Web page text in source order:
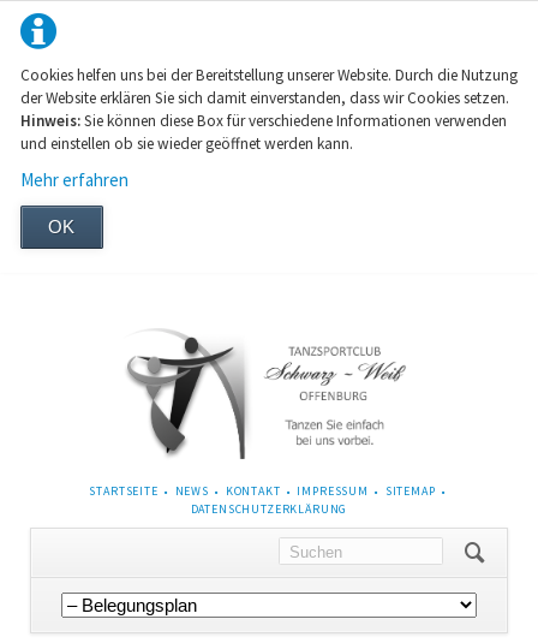
Cookies helfen uns bei der Bereitstellung unserer Website. Durch die Nutzung
der Website erklären Sie sich damit einverstanden, dass wir Cookies setzen.
Hinweis:Sie können diese Box für verschiedene Informationen verwenden
und einstellen ob sie wieder geöffnet werden kann.
Mehr erfahren
OK
NAVIGATION
STARTSEITE NEWS KONTAKT IMPRESSUM
SITEMAP
DATENSCHUTZERKLÄRUNG
Navigation
überspringen